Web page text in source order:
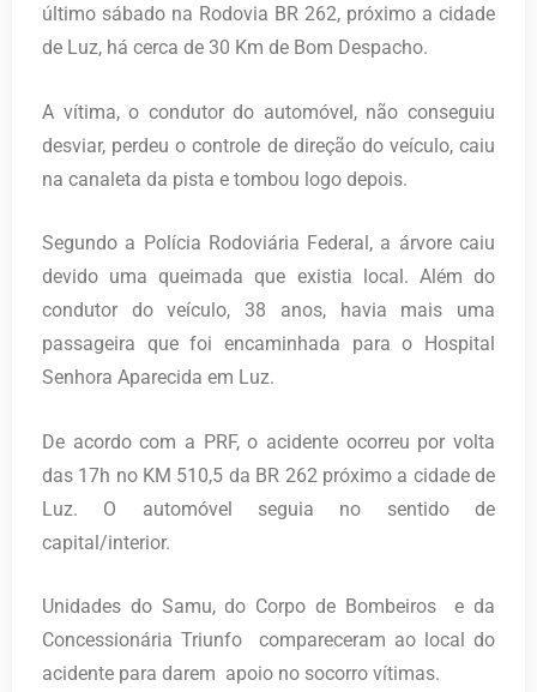
último sábado na Rodovia BR 262, próximo a cidade
de Luz, há cerca de 30 Km de Bom Despacho.
A vítima, o condutor do automóvel, não conseguiu
desviar, perdeu o controle de direção do veículo, caiu
na canaleta da pista e tombou logo depois.
Segundo a Polícia Rodoviária Federal, a árvore caiu
devido uma queimada que existia local. Além do
condutor do veículo, 38 anos, havia mais uma
passageira que foi encaminhada para o Hospital
Senhora Aparecida em Luz.
De acordo com a PRF, o acidente ocorreu por volta
das 17h no KM 510,5 da BR 262 próximo a cidade de
Luz. O automóvel seguia no sentido de
capital/interior.
Unidades do Samu, do Corpo de Bombeiros e da
Concessionária Triunfo compareceram ao local do
acidente para darem apoio no socorro vítimas.